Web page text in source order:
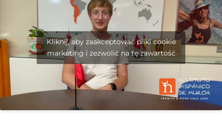
Kliknij, aby zaakceptować pliki cookie
marketing i zezwolić na tę zawartość